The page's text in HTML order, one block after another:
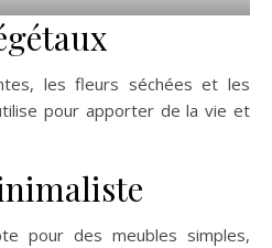
les fleurs séchées et les
pour apporter de la vie et
pour des meubles simples,